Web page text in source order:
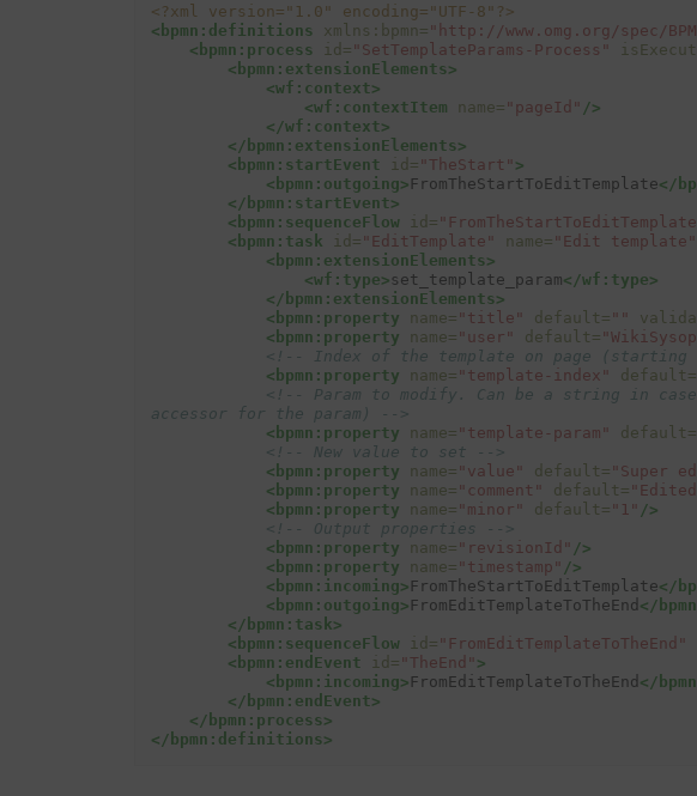
<?xml version="1.0" encoding="UTF-8"?>
<bpmn:definitions
xmlns:bpmn= "http://www.omg.org/spec/
<bpmn:process
id= "SetTemplateParams-Process"
<bpmn:extensionElements>
<wf:context>
<wf:contextItem
name= "pageId" />
</wf:context>
</bpmn:extensionElements>
<bpmn:startEvent
id= "TheStart" >
<bpmn:outgoing> FromTheStartToEditTemplate</
</bpmn:startEvent>
<bpmn:sequenceFlow
id=
<bpmn:task
id= "EditTemplate" name= "Edit template"
<bpmn:extensionElements>
<wf:type> set_template_param</wf:type>
</bpmn:extensionElements>
<bpmn:property
name= "title" default= ""
<bpmn:property
name= "user" default=
<!-- Index of the template on page (starting
<bpmn:property
name= "template-index" default=
<!-- Param to modify. Can be a string in case
accessor for the param) -->
<bpmn:property
name= "template-param" default=
<!-- New value to set -->
<bpmn:property
name= "value" default= "Super
<bpmn:property
name= "comment" default=
<bpmn:property
name= "minor" default= "1" />
<!-- Output properties -->
<bpmn:property
name= "revisionId" />
<bpmn:property
name= "timestamp" />
<bpmn:incoming> FromTheStartToEditTemplate</
<bpmn:outgoing> FromEditTemplateToTheEnd </
</bpmn:task>
<bpmn:sequenceFlow
id= "FromEditTemplateToTheEnd"
<bpmn:endEvent
id= "TheEnd" >
<bpmn:incoming> FromEditTemplateToTheEnd </
</bpmn:endEvent>
</bpmn:process>
</bpmn:definitions>